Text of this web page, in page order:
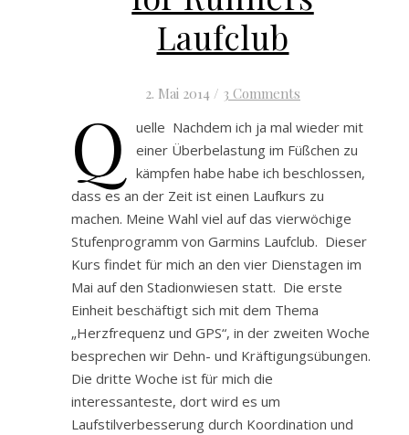
Laufclub
2. Mai 2014 / 3 Comments
Q
uelle Nachdem ich ja mal wieder mit
einer Überbelastung im Füßchen zu
kämpfen habe habe ich beschlossen,
dass es an der Zeit ist einen Laufkurs zu
machen. Meine Wahl viel auf das vierwöchige
Stufenprogramm von Garmins Laufclub. Dieser
Kurs findet für mich an den vier Dienstagen im
Mai auf den Stadionwiesen statt. Die erste
Einheit beschäftigt sich mit dem Thema
„Herzfrequenz und GPS“, in der zweiten Woche
besprechen wir Dehn- und Kräftigungsübungen.
Die dritte Woche ist für mich die
interessanteste, dort wird es um
Laufstilverbesserung durch Koordination und